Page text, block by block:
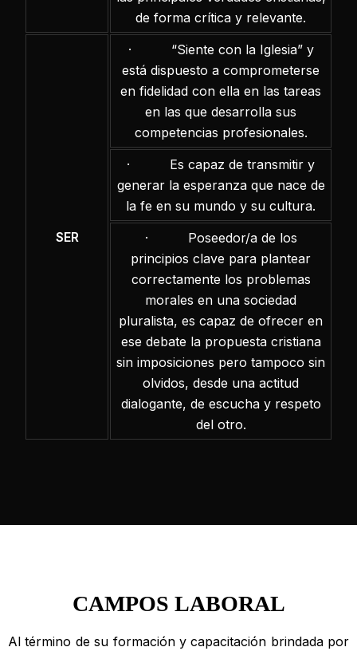
de forma crítica y relevante.
SER
· “Siente con la Iglesia” y
está dispuesto a comprometerse
en fidelidad con ella en las tareas
en las que desarrolla sus
competencias profesionales.
· Es capaz de transmitir y
generar la esperanza que nace de
la fe en su mundo y su cultura.
· Poseedor/a de los
principios clave para plantear
correctamente los problemas
morales en una sociedad
pluralista, es capaz de ofrecer en
ese debate la propuesta cristiana
sin imposiciones pero tampoco sin
olvidos, desde una actitud
dialogante, de escucha y respeto
del otro.
CAMPOS LABORAL
Al término de su formación y capacitación brindada por